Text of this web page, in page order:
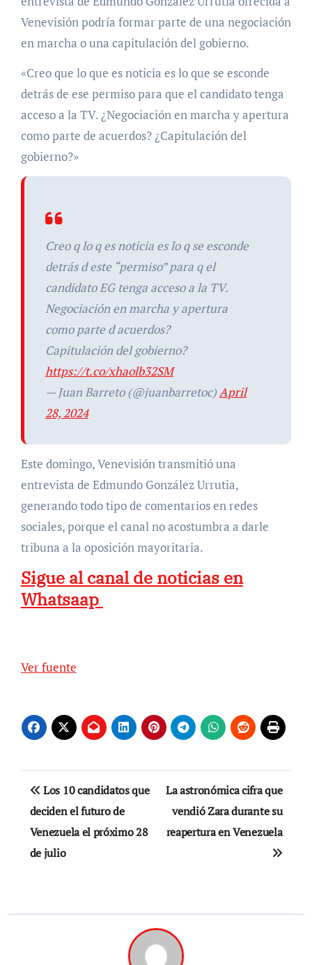
Venevisión podría formar parte de una negociación
en marcha o una capitulación del gobierno.
«Creo que lo que es noticia es lo que se esconde
detrás de ese permiso para que el candidato tenga
acceso a la TV. ¿Negociación en marcha y apertura
como parte de acuerdos? ¿Capitulación del
gobierno?»
Creo q lo q es noticia es lo q se esconde
detrás d este “permiso” para q el
candidato EG tenga acceso a la TV.
Negociación en marcha y apertura
como parte d acuerdos?
Capitulación del gobierno?
https://t.co/xhaolb32SM
— Juan Barreto (@juanbarretoc)April
28, 2024
Este domingo, Venevisión transmitió una
entrevista de Edmundo González Urrutia,
generando todo tipo de comentarios en redes
sociales, porque el canal no acostumbra a darle
tribuna a la oposición mayoritaria.
Sigue al canal de noticias en
Whatsaap
Ver fuente
Navegación
de
entradas
Los 10 candidatos que
deciden el futuro de
Venezuela el próximo 28
de julio
La astronómica cifra que
vendió Zara durante su
reapertura en Venezuela